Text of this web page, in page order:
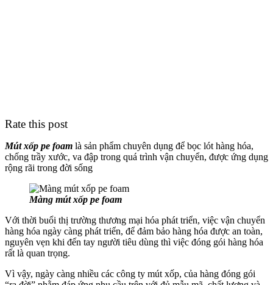
Rate this post
Mút xốp pe foam là sản phẩm chuyên dụng để bọc lót hàng hóa,
chống trầy xước, va đập trong quá trình vận chuyển, được ứng dụng
rộng rãi trong đời sống
Màng mút xốp pe foam
Với thời buổi thị trường thương mại hóa phát triển, việc vận chuyển
hàng hóa ngày càng phát triển, để đảm bảo hàng hóa được an toàn,
nguyên vẹn khi đến tay người tiêu dùng thì việc đóng gói hàng hóa
rất là quan trọng.
Vì vậy, ngày càng nhiều các công ty mút xốp, của hàng đóng gói